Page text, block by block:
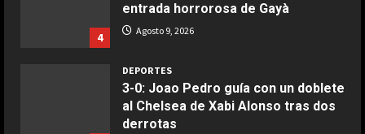
COCINA
Buñuelos de alcachofas
COCINA
4
entrada horrorosa de Gayà
Agosto 9, 2026
DEPORTES
3-0: Joao Pedro guía con un doblete
al Chelsea de Xabi Alonso tras dos
derrotas